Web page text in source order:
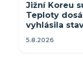
Jižní Koreu
Teploty
vyhlásila
5.8.2026